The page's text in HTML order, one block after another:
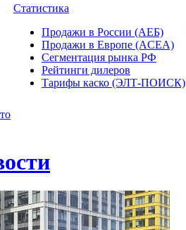
Статистика
Продажи в России (АЕБ)
Продажи в Европе (ACEA)
Сегментация рынка РФ
Рейтинги дилеров
Тарифы каско (ЭЛТ-ПОИСК)